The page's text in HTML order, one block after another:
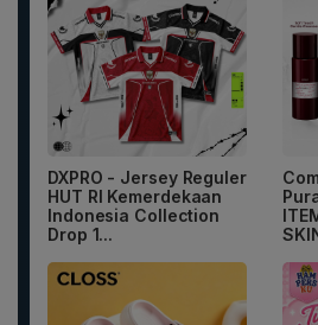
DXPRO - Jersey Reguler
HUT RI Kemerdekaan
Indonesia Collection
Drop 1...